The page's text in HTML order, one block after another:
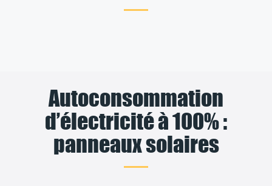
Autoconsommation
d’électricité à 100% :
panneaux solaires